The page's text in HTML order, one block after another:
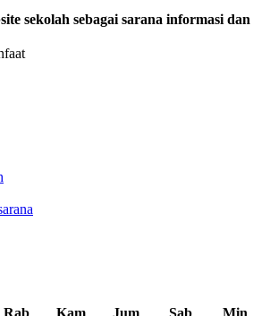
sekolah sebagai sarana informasi dan